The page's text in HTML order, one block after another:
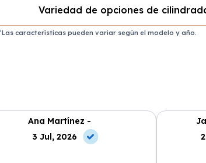
Variedad de opciones de
Las características pueden variar según el modelo y año.
Ana Martínez -
3 Jul, 2026